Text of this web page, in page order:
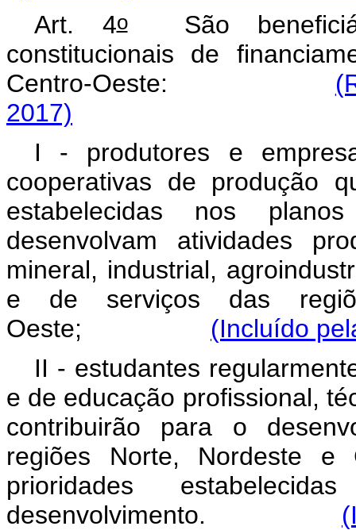
Art. 4oSão
constitucionais de
Centro-Oeste:
2017)
I - produtores e
cooperativas de produção
estabelecidas nos
desenvolvam atividades
mineral, industrial,
e de serviços das
Oeste; (Incluído
II - estudantes
e de educação profissional,
contribuirão para o
regiões Norte, Nordeste e
prioridades
desenvolvimento.